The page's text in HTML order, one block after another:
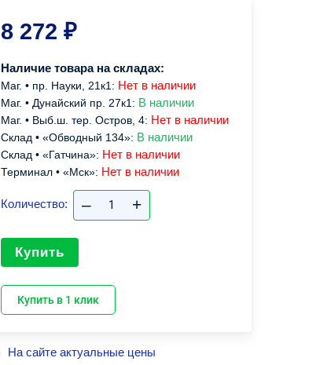
8 272 ₽
Наличие товара на складах:
Маг. • пр. Науки, 21к1: Нет в наличии
Маг. • Дунайский пр. 27к1: В наличии
Маг. • Выб.ш. тер. Остров, 4: Нет в наличии
Склад • «Обводный 134»: В наличии
Склад • «Гатчина»: Нет в наличии
Терминал • «Мск»: Нет в наличии
Количество: – +
Купить
Купить в 1 клик
На сайте актуальные цены